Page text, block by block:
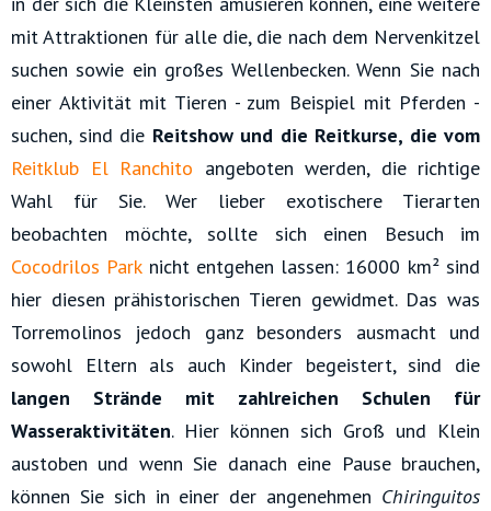
mit Attraktionen für alle die, die nach dem Nervenkitzel
suchen sowie ein großes Wellenbecken. Wenn Sie nach
einer Aktivität mit Tieren - zum Beispiel mit Pferden -
suchen, sind die Reitshow und die Reitkurse, die vom
Reitklub El Ranchito angeboten werden, die richtige
Wahl für Sie. Wer lieber exotischere Tierarten
beobachten möchte, sollte sich einen Besuch im
Cocodrilos Parknicht entgehen lassen: 16000 km² sind
hier diesen prähistorischen Tieren gewidmet. Das was
Torremolinos jedoch ganz besonders ausmacht und
sowohl Eltern als auch Kinder begeistert, sind die
langen Strände mit zahlreichen Schulen für
Wasseraktivitäten. Hier können sich Groß und Klein
austoben und wenn Sie danach eine Pause brauchen,
können Sie sich in einer der angenehmen Chiringuitos